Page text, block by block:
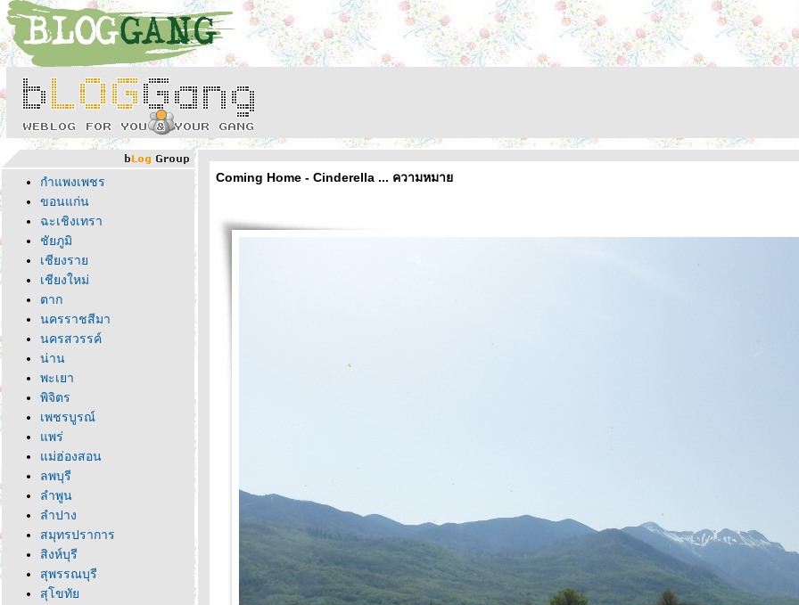
กำแพงเพชร
ขอนแก่น
ฉะเชิงเทรา
ชัยภูมิ
เชียงรา
เชียงใหม่
ตาก
นครราชสีมา
นครสวรรค์
น่าน
พะเยา
พิจิตร
เพชรบูรณ์
พร่
ม่ฮ่องสอน
ลพบุรี
ลำพูน
ลำปาง
สมุทรปราการ
สิงห์บุรี
สุพรรณบุรี
สุโขทั
Coming Home - Cinderella ... ความหมา